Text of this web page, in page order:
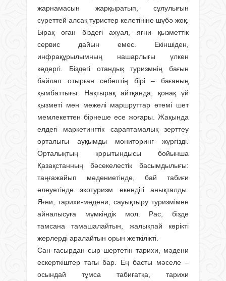
жарнамасын жарқыратып, сұлулығын
суреттей алсақ туристер келетініне шүбә жоқ.
Бірақ оған біздегі ахуал, яғни қызметтік
сервис дайын емес. Екіншіден,
инфрақұрылымның нашарлығы үлкен
кедергі. Біздегі отандық туризмнің бағын
байлап отырған себептің бірі – бағаның
қымбаттығы. Нақтырақ айтқанда, қонақ үй
қызметі мен межелі маршруттар өтемі шет
мемлекеттен бірнеше есе жоғары. Жақында
елдегі маркетингтік сараптамалық зерттеу
орталығы ауқымды мониторинг жүргізді.
Орталықтың қорытындысы бойынша
Қазақстанның бәсекелестік басымдылығы:
таңғажайып мәдениетінде, бай табиғи
әлеуетінде экотуризм екендігі анықталды.
Яғни, тарихи-мәдени, сауықтыру туризмімен
айналысуға мүмкіндік мол. Рас, бізде
тамсана тамашалайтын, жалықпай көрікті
жерлерді аралайтын орын жеткілікті.
Сан ғасырдан сыр шертетін тарихи, мәдени
ескерткіштер тағы бар. Ең басты мәселе –
осындай тұмса табиғатқа, тарихи